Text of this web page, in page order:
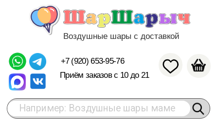
Воздушные шары с доставкой
Приём заказов с 10 до 21
Меню
Например: Воздушные шары маме